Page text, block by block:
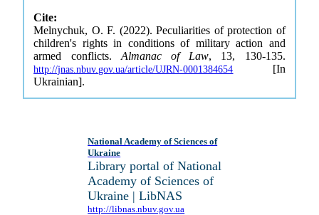
Cite:
Melnychuk, O. F. (2022). Peculiarities of protection of
children's rights in conditions of military action and
armed conflicts. Almanac of Law, 13, 130-135.
http://jnas.nbuv.gov.ua/article/UJRN-0001384654 [In
Ukrainian].
National Academy of Sciences of
Ukraine
Library portal of National
Academy of Sciences of
Ukraine | LibNAS
http://libnas.nbuv.gov.ua